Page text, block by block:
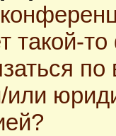
такой-
по
или